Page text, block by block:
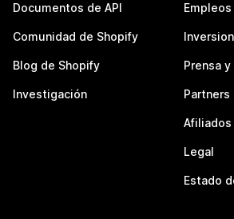
Documentos de API
Comunidad de Shopify
Blog de Shopify
Investigación
Empleos
Prensa
Partners
Afiliados
Legal
Estado